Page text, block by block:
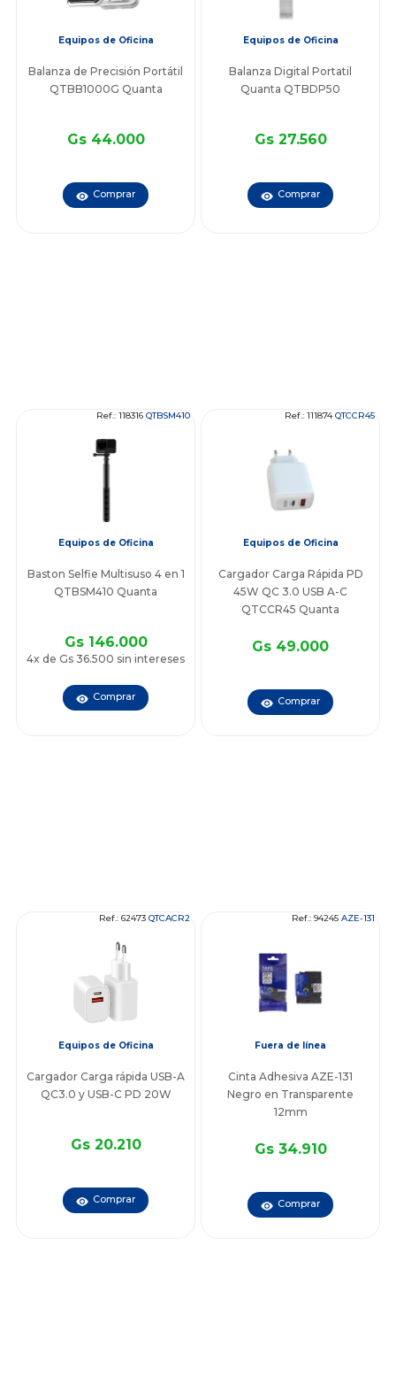
Equipos de Oficina
Balanza de Precisión Portátil
QTBB1000G Quanta
Gs 44.000
Comprar
Equipos de Oficina
Balanza Digital Portatil
Quanta QTBDP50
Gs 27.560
Comprar
Ref.: 118316 QTBSM410
Equipos de Oficina
Baston Selfie Multisuso 4 en 1
QTBSM410 Quanta
Gs 146.000
4x de Gs 36.500 sin intereses
Comprar
Ref.: 111874QTCCR45
Equipos de Oficina
Cargador Carga Rápida PD
45W QC 3.0 USB A-C
QTCCR45 Quanta
Gs 49.000
Comprar
Ref.: 62473 QTCACR2
Equipos de Oficina
Cargador Carga rápida USB-A
QC3.0 y USB-C PD 20W
Gs 20.210
Comprar
Ref.: 94245 AZE-131
Fuera de línea
Cinta Adhesiva AZE-131
Negro en Transparente
12mm
Gs 34.910
Comprar